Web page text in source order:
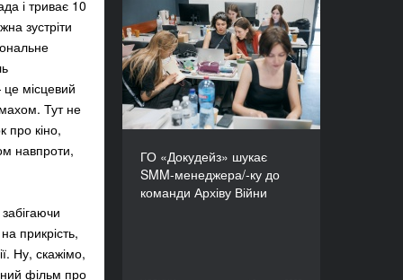
і триває 10
зустріти
місцевий
Тут не
про кіно,
навпроти,
прикрість,
Ну, скажімо,
фільм про
ГО «Докудейз» шукає
SMM-менеджера/-ку до
команди Архіву Війни
ГО «Докудейз» шукає
SMM-менеджера/-ку до
команди Архіву Війни